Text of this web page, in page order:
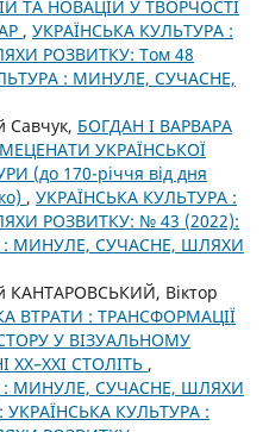
ТА НОВАЦІЙ У ТВОРЧОСТІ
, УКРАЇНСЬКА КУЛЬТУРА :
РОЗВИТКУ: Том 48
: МИНУЛЕ, СУЧАСНЕ,
Савчук, БОГДАН І ВАРВАРА
УКРАЇНСЬКОЇ
(до 170-річчя від дня
, УКРАЇНСЬКА КУЛЬТУРА :
РОЗВИТКУ: № 43 (2022):
: МИНУЛЕ, СУЧАСНЕ, ШЛЯХИ
Віктор
ВТРАТИ : ТРАНСФОРМАЦІЇ
У ВІЗУАЛЬНОМУ
СТОЛІТЬ ,
: МИНУЛЕ, СУЧАСНЕ, ШЛЯХИ
КУЛЬТУРА :